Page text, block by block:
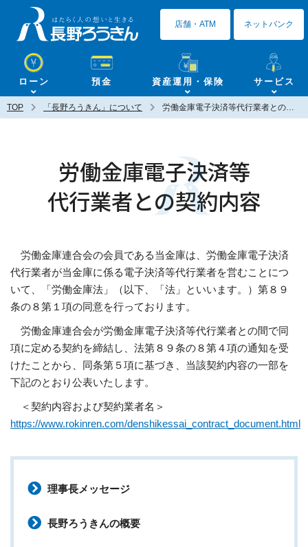
ローン 預金 資産運用・保険 サービス
店舗・ATM ネットバンク
TOP 「長野ろうきん」について 労働金庫電子決済等代行業者との契約内容
労働金庫電子決済等
代行業者との契約内容
労働金庫連合会の会員である当金庫は、労働金庫電子決済
代行業者が当金庫に係る電子決済等代行業者を営むことにつ
いて、「労働金庫法」（以下、「法」といいます。）第８９
条の８第１項の同意を行っております。
労働金庫連合会が労働金庫電子決済等代行業者との間で同
項に定める契約を締結し、法第８９条の８第４項の通知を受
けたことから、同条第５項に基づき、当該契約内容の一部を
下記のとおり公表いたします。
＜契約内容および契約業者名＞
https://www.rokinren.com/denshikessai_contract_document.html
理事長メッセージ
長野ろうきんの概要